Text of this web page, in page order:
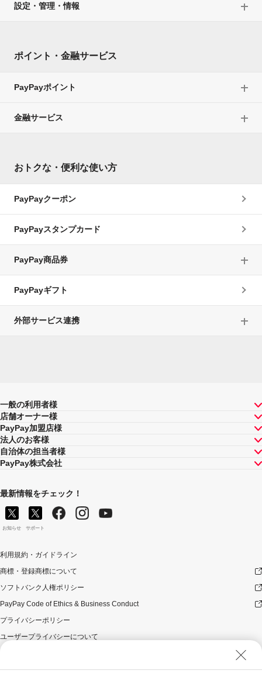
設定・管理・情報
ポイント・金融サービス
PayPayポイント
金融サービス
おトクな・便利な使い方
PayPayクーポン
PayPayスタンプカード
PayPay商品券
PayPayギフト
外部サービス連携
一般の利用者様
店舗オーナー様
PayPay加盟店様
法人のお客様
自治体の担当者様
PayPay株式会社
最新情報をチェック！
お知らせ サポート
利用規約・ガイドライン
商標・登録商標について
ソフトバンク人権ポリシー
PayPay Code of Ethics & Business Conduct
プライバシーポリシー
ユーザープライバシーについて
ウェブサイト利用規約